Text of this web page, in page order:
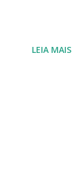
z 2013 a
LEIA MAIS